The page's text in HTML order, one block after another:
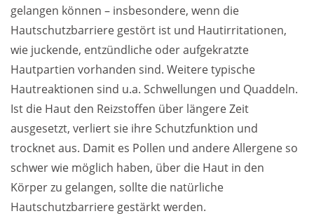
gelangen können – insbesondere, wenn die
Hautschutzbarriere gestört ist und Hautirritationen,
wie juckende, entzündliche oder aufgekratzte
Hautpartien vorhanden sind. Weitere typische
Hautreaktionen sind u.a. Schwellungen und Quaddeln.
Ist die Haut den Reizstoffen über längere Zeit
ausgesetzt, verliert sie ihre Schutzfunktion und
trocknet aus. Damit es Pollen und andere Allergene so
schwer wie möglich haben, über die Haut in den
Körper zu gelangen, sollte die natürliche
Hautschutzbarriere gestärkt werden.